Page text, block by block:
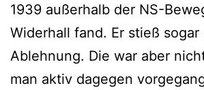
1939 außerhalb der NS-
Widerhall fand. Er stieß sogar
Ablehnung. Die war aber
man aktiv dagegen